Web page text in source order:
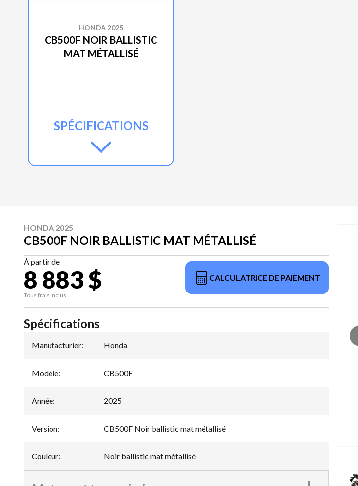
HONDA 2025
CB500F NOIR BALLISTIC
MAT MÉTALLISÉ
SPÉCIFICATIONS
HONDA 2025
CB500F NOIR BALLISTIC MAT MÉTALLISÉ
À partir de
8 883 $
Tous frais inclus
CALCULATRICE DE PAIEMENT
Spécifications
Manufacturier: Honda
Modèle: CB500F
Année: 2025
Version: CB500F Noir ballistic mat métallisé
Couleur: Noir ballistic mat métallisé